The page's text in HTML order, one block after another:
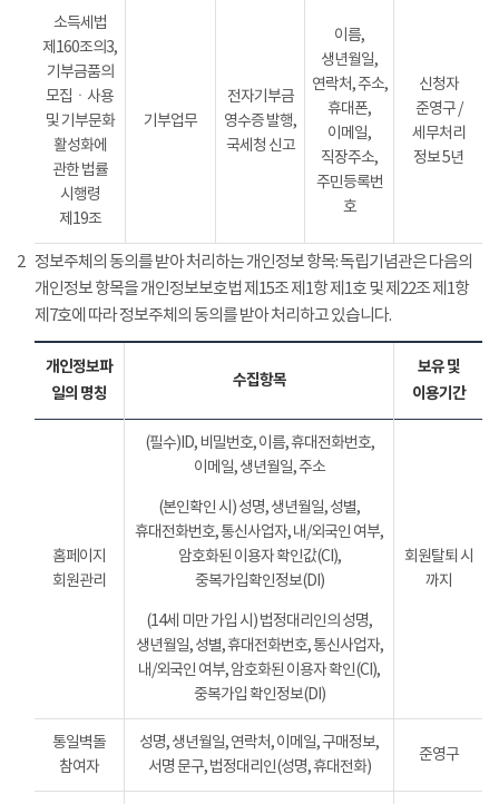
소득세법
제160조의3,
기부금품의
모집ㆍ사용
및 기부문화
활성화에
관한 법률
시행령
제19조
기부업무
전자기부금
영수증 발행,
국세청 신고
이름,
생년월일,
연락처, 주소,
휴대폰,
이메일,
직장주소,
주민등록번
호
신청자
준영구 /
세무처리
정보 5년
2 정보주체의 동의를 받아 처리하는 개인정보 항목: 독립기념관은 다음의
개인정보 항목을 개인정보보호법 제15조 제1항 제1호 및 제22조 제1항
제7호에 따라 정보주체의 동의를 받아 처리하고 있습니다.
개인정보파
일의 명칭
수집항목
보유 및
이용기간
홈페이지
회원관리
(필수)ID, 비밀번호, 이름, 휴대전화번호,
이메일, 생년월일, 주소
(본인확인 시) 성명, 생년월일, 성별,
휴대전화번호, 통신사업자, 내/외국인 여부,
암호화된 이용자 확인값(CI),
중복가입확인정보(DI)
(14세 미만 가입 시) 법정대리인의 성명,
생년월일, 성별, 휴대전화번호, 통신사업자,
내/외국인 여부, 암호화된 이용자 확인(CI),
중복가입 확인정보(DI)
회원탈퇴 시
까지
통일벽돌
참여자
성명, 생년월일, 연락처, 이메일, 구매정보,
서명 문구, 법정대리인(성명, 휴대전화)
준영구